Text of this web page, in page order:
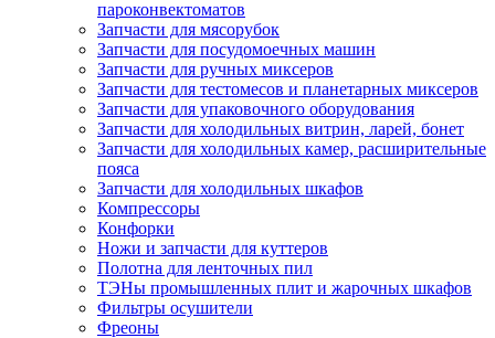
пароконвектоматов
Запчасти для мясорубок
Запчасти для посудомоечных машин
Запчасти для ручных миксеров
Запчасти для тестомесов и планетарных миксеров
Запчасти для упаковочного оборудования
Запчасти для холодильных витрин, ларей, бонет
Запчасти для холодильных камер, расширительные
пояса
Запчасти для холодильных шкафов
Компрессоры
Конфорки
Ножи и запчасти для куттеров
Полотна для ленточных пил
ТЭНы промышленных плит и жарочных шкафов
Фильтры осушители
Фреоны